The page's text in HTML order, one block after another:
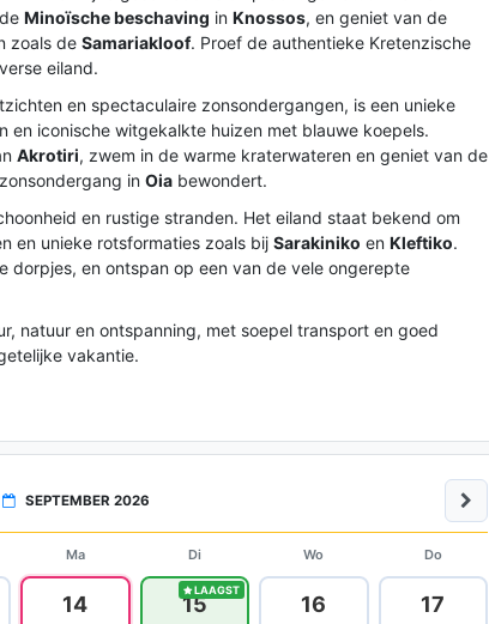
Minoïsche beschaving in Knossos, en geniet van de
zoals de Samariakloof. Proef de authentieke Kretenzische
eiland.
en spectaculaire zonsondergangen, is een unieke
en iconische witgekalkte huizen met blauwe koepels.
Akrotiri, zwem in de warme kraterwateren en geniet van de
in Oia bewondert.
en rustige stranden. Het eiland staat bekend om
en unieke rotsformaties zoals bij Sarakiniko en Kleftiko.
dorpjes, en ontspan op een van de vele ongerepte
natuur en ontspanning, met soepel transport en goed
vakantie.
SEPTEMBER 2026
Ma Di Wo Do
14
LAAGST
15 16 17